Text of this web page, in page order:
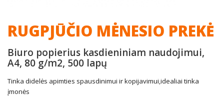
RUGPJŪČIO MĖNESIO PREKĖ
Biuro popierius kasdieniniam naudojimui,
A4, 80 g/m2, 500 lapų
Tinka didelės apimties spausdinimui ir kopijavimui,idealiai tinka
įmonės